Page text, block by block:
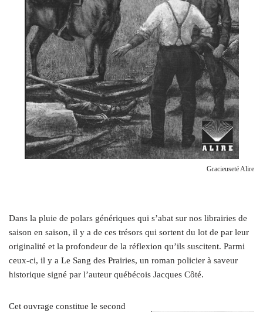
Gracieuseté Alire
Dans la pluie de polars génériques qui s’abat sur nos librairies de
saison en saison, il y a de ces trésors qui sortent du lot de par leur
originalité et la profondeur de la réflexion qu’ils suscitent. Parmi
ceux-ci, il y a Le Sang des Prairies, un roman policier à saveur
historique signé par l’auteur québécois Jacques Côté.
Cet ouvrage constitue le second